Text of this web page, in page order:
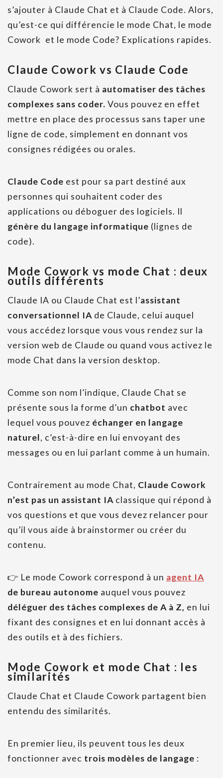
s’ajouter à Claude Chat et à Claude Code. Alors,
qu’est-ce qui différencie le mode Chat, le mode
Cowork et le mode Code? Explications rapides.
Claude Cowork vs Claude Code
Claude Cowork sert à automatiser des tâches
complexes sans coder. Vous pouvez en effet
mettre en place des processus sans taper une
ligne de code, simplement en donnant vos
consignes rédigées ou orales.
Claude Code est pour sa part destiné aux
personnes qui souhaitent coder des
applications ou déboguer des logiciels. Il
génère du langage informatique (lignes de
code).
Mode Cowork vs mode Chat : deux
outils différents
Claude IA ou Claude Chat est l’assistant
conversationnel IA de Claude, celui auquel
vous accédez lorsque vous vous rendez sur la
version web de Claude ou quand vous activez le
mode Chat dans la version desktop.
Comme son nom l’indique, Claude Chat se
présente sous la forme d’un chatbot avec
lequel vous pouvez échanger en langage
naturel, c’est-à-dire en lui envoyant des
messages ou en lui parlant comme à un humain.
Contrairement au mode Chat, Claude Cowork
n’est pas un assistant IA classique qui répond à
vos questions et que vous devez relancer pour
qu’il vous aide à brainstormer ou créer du
contenu.
👉 Le mode Cowork correspond à un agent IA
de bureau autonome auquel vous pouvez
déléguer des tâches complexes de A à Z, en lui
fixant des consignes et en lui donnant accès à
des outils et à des fichiers.
Mode Cowork et mode Chat : les
similarités
Claude Chat et Claude Cowork partagent bien
entendu des similarités.
En premier lieu, ils peuvent tous les deux
fonctionner avec trois modèles de langage :